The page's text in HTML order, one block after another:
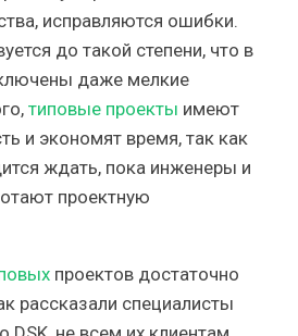
исправляются ошибки.
до такой степени, что в
даже мелкие
типовые проекты имеют
и экономят время, так как
ждать, пока инженеры и
проектную
проектов достаточно
рассказали специалисты